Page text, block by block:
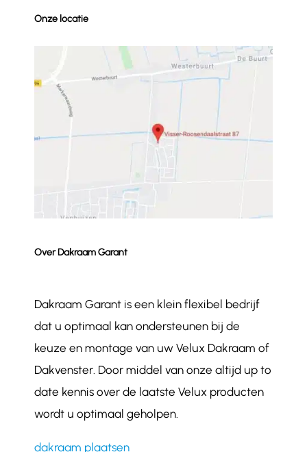
Onze locatie
Over Dakraam Garant
Dakraam Garant is een klein flexibel bedrijf
dat u optimaal kan ondersteunen bij de
keuze en montage van uw Velux Dakraam of
Dakvenster. Door middel van onze altijd up to
date kennis over de laatste Velux producten
wordt u optimaal geholpen.
dakraam plaatsen